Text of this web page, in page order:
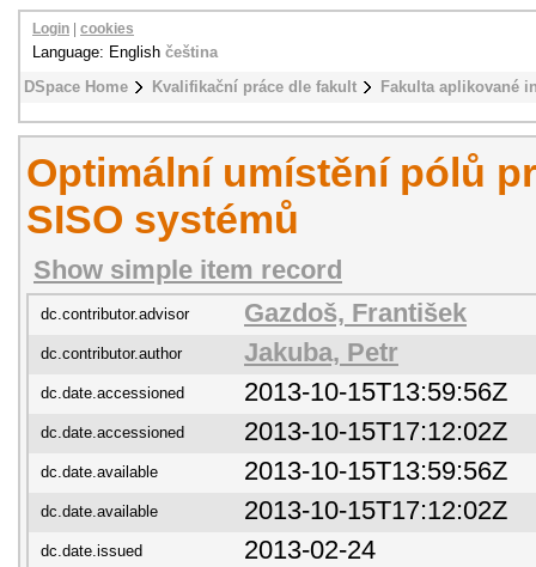
DSpace Home Kvalifikační práce dle fakult Fakulta aplikované
Login cookies
Language: English čeština
Optimální umístění pólů
SISO systémů
Show simple item record
dc.contributor.advisor Gazdoš, František
dc.contributor.author Jakuba, Petr
dc.date.accessioned 2013-10-15T13:59:56Z
dc.date.accessioned 2013-10-15T17:12:02Z
dc.date.available 2013-10-15T13:59:56Z
dc.date.available 2013-10-15T17:12:02Z
dc.date.issued 2013-02-24